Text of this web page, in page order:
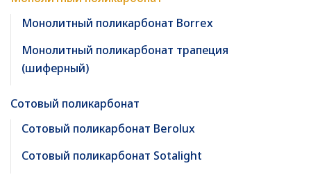
Монолитный поликарбонат Borrex
Монолитный поликарбонат трапеция
(шиферный)
Сотовый поликарбонат
Сотовый поликарбонат Berolux
Сотовый поликарбонат Sotalight